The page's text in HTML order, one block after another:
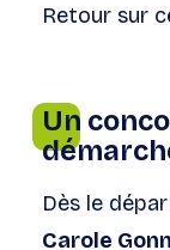
Retour sur
Un
Dès le
Carole